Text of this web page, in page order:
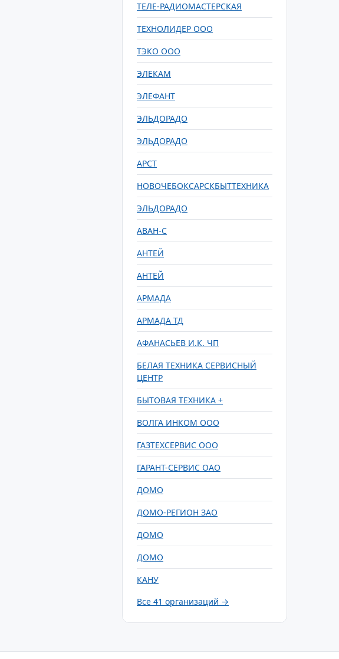
ТЕЛЕ-РАДИОМАСТЕРСКАЯ
ТЕХНОЛИДЕР ООО
ТЭКО ООО
ЭЛЕКАМ
ЭЛЕФАНТ
ЭЛЬДОРАДО
ЭЛЬДОРАДО
АРСТ
НОВОЧЕБОКСАРСКБЫТТЕХНИКА
ЭЛЬДОРАДО
АВАН-С
АНТЕЙ
АНТЕЙ
АРМАДА
АРМАДА ТД
АФАНАСЬЕВ И.К. ЧП
БЕЛАЯ ТЕХНИКА СЕРВИСНЫЙ
ЦЕНТР
БЫТОВАЯ ТЕХНИКА +
ВОЛГА ИНКОМ ООО
ГАЗТЕХСЕРВИС ООО
ГАРАНТ-СЕРВИС ОАО
ДОМО
ДОМО-РЕГИОН ЗАО
ДОМО
ДОМО
КАНУ
Все 41 организаций →